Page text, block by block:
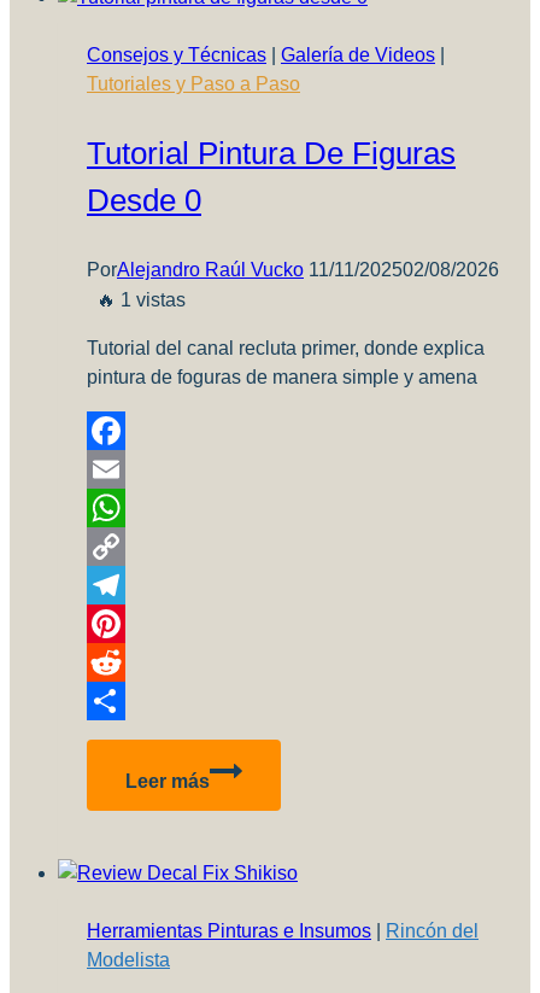
pena?
Consejos y Técnicas Galería de Videos
Tutoriales y Paso a Paso
Tutorial Pintura De Figuras
Desde 0
PorAlejandro Raúl Vucko 11/11/202502/08/2026
🔥 1 vistas
Tutorial del canal recluta primer, donde explica
pintura de foguras de manera simple y amena
Facebook
Email
WhatsApp
Copy
Link
Telegram
Pinterest
Reddit
Compartir
Leer más
Tutorial
desde
Herramientas Pinturas e Insumos
Rincón del
Modelista